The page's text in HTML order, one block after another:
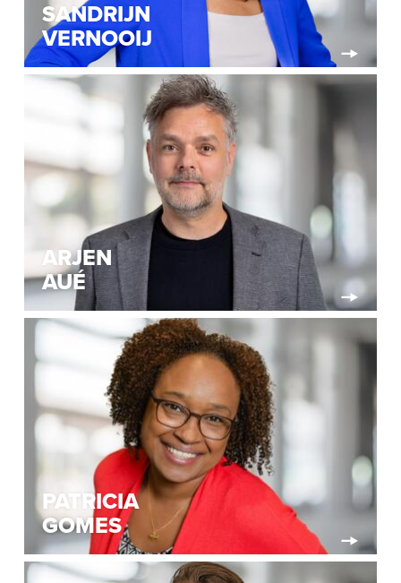
SANDRIJN
VERNOOIJ
ARJEN
AUÉ
PATRICIA
GOMES